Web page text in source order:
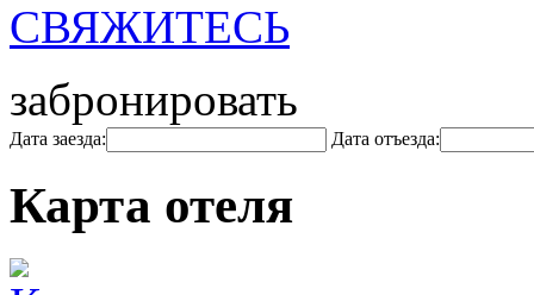
СВЯЖИТЕСЬ
забронировать
Дата заезда: Дата отъезда:
Карта отеля